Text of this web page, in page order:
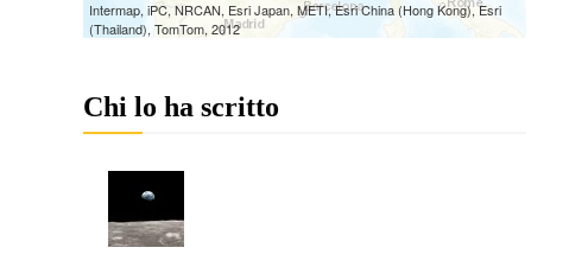
Chi lo ha scritto